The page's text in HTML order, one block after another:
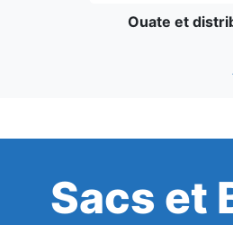
Ouate et
Sacs et